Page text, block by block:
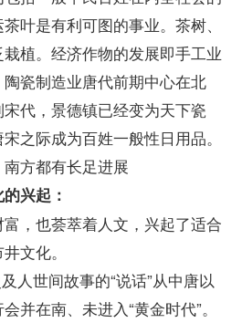
叶是有利可图的事业。茶树、
植。经济作物的发展即手工业
瓷制造业唐代前期中心在北
代，景德镇已经变为天下瓷
之际成为百姓一般性日用品。
方都有长足进展
兴起：
，也荟萃着人文，兴起了适合
文化。
世间故事的“说话”从中唐以
并在南、未进入“黄金时代”。